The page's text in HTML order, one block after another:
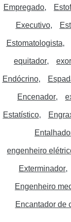
Empregado
Executivo
Estomatologista
equitador
Endócrino
Encenador
Estatístico
engenheiro
Exterminador
Engenheiro
Encantador de